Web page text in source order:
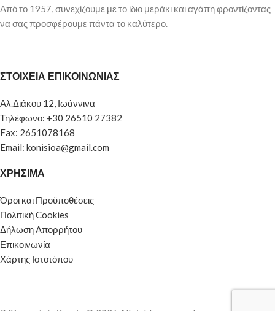
Από το 1957, συνεχίζουμε με το ίδιο μεράκι και αγάπη φροντίζοντας
να σας προσφέρουμε πάντα το καλύτερο.
ΣΤΟΙΧΕΙΑ ΕΠΙΚΟΙΝΩΝΙΑΣ
Αλ.Διάκου 12, Ιωάννινα
Τηλέφωνο: +30 26510 27382
Fax: 2651078168
Email: konisioa@gmail.com
ΧΡΗΣΙΜΑ
Όροι και Προϋποθέσεις
Πολιτική Cookies
Δήλωση Απορρήτου
Επικοινωνία
Χάρτης Ιστοτόπου